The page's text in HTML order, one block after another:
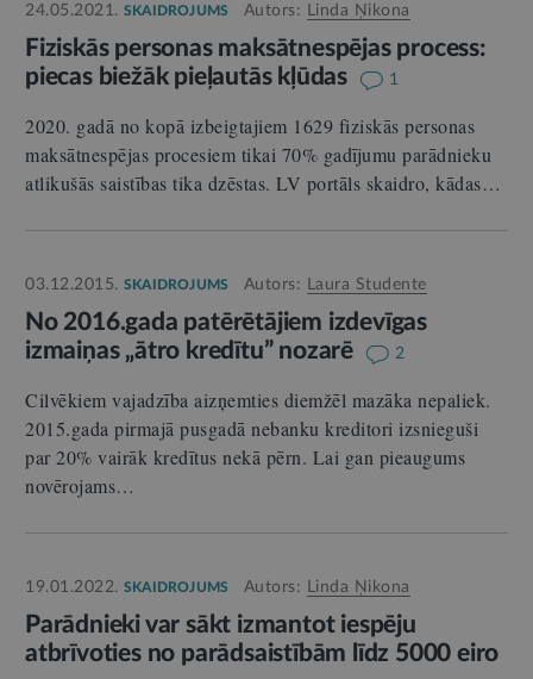
24.05.2021. SKAIDROJUMS Autors: Linda Ņikona
Fiziskās personas maksātnespējas process:
piecas biežāk pieļautās kļūdas
1
2020. gadā no kopā izbeigtajiem 1629 fiziskās personas
maksātnespējas procesiem tikai 70% gadījumu parādnieku
atlikušās saistības tika dzēstas. LV portāls skaidro, kādas…
03.12.2015. SKAIDROJUMS Autors: Laura Studente
No 2016.gada patērētājiem izdevīgas
izmaiņas „ātro kredītu” nozarē
2
Cilvēkiem vajadzība aizņemties diemžēl mazāka nepaliek.
2015.gada pirmajā pusgadā nebanku kreditori izsnieguši
par 20% vairāk kredītus nekā pērn. Lai gan pieaugums
novērojams…
19.01.2022. SKAIDROJUMS Autors: Linda Ņikona
Parādnieki var sākt izmantot iespēju
atbrīvoties no parādsaistībām līdz 5000 eiro